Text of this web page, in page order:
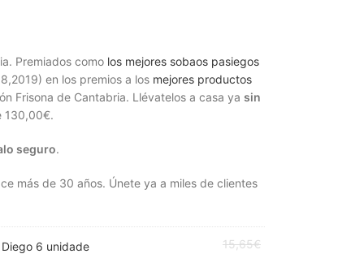
Premiados como los mejores sobaos pasiegos
en los premios a los mejores productos
Frisona de Cantabria. Llévatelos a casa ya sin
130,00€.
seguro.
más de 30 años. Únete ya a miles de clientes
6 unidade 15,65€